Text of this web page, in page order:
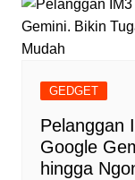
GEDGET
Pelanggan
Google
hingga